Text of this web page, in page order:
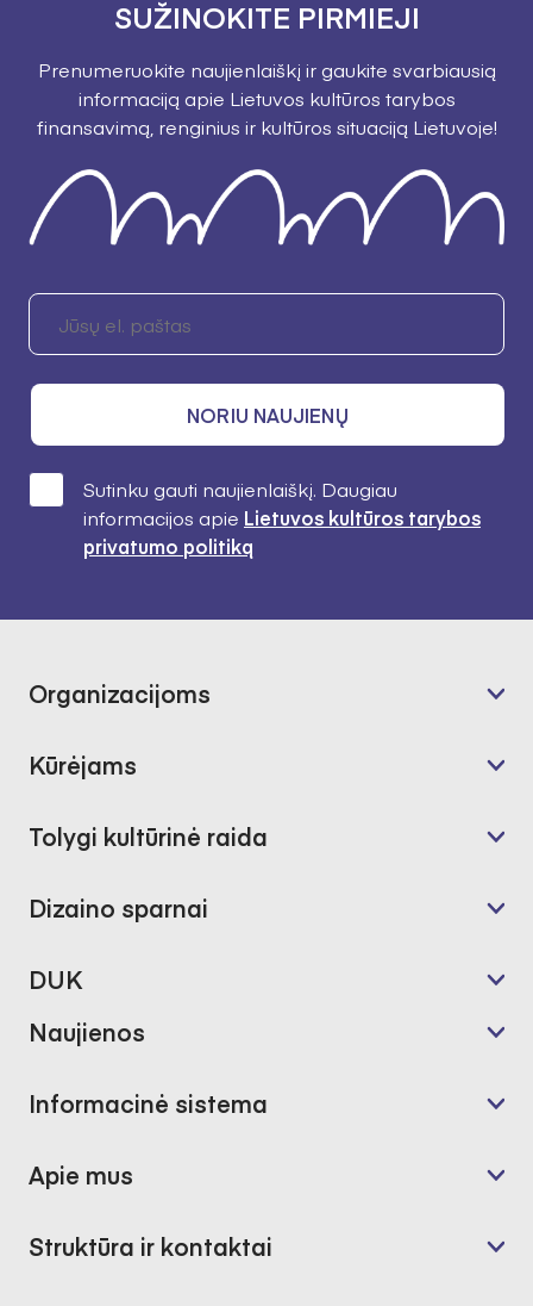
SUŽINOKITE PIRMIEJI
Prenumeruokite naujienlaiškį ir gaukite svarbiausią
informaciją apie Lietuvos kultūros tarybos
finansavimą, renginius ir kultūros situaciją Lietuvoje!
NORIU NAUJIENŲ
Sutinku gauti naujienlaiškį. Daugiau
informacijos apie Lietuvos kultūros tarybos
privatumo politiką
Organizacijoms
Kūrėjams
Tolygi kultūrinė raida
Dizaino sparnai
DUK
Naujienos
Informacinė sistema
Apie mus
Struktūra ir kontaktai